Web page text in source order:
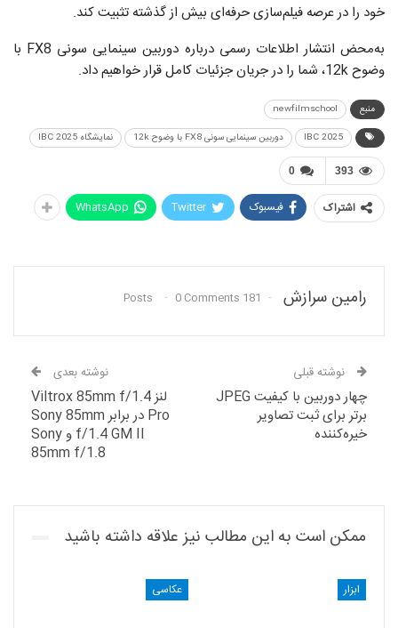
خود را در عرصه فیلم‌سازی حرفه‌ای بیش از گذشته تثبیت کند.
به‌محض انتشار اطلاعات رسمی درباره دوربین سینمایی سونی FX8 با
وضوح 12k، شما را در جریان جزئیات کامل قرار خواهیم داد.
منبع
newfilmschool
IBC 2025
دوربین سینمایی سونی FX8 با وضوح 12k نمایشگاه IBC 2025
0 393
اشتراک فیسبوک Twitter
WhatsApp
رامین سرازش 181 Posts
0 Comments
نوشته قبلی
چهار دوربین با کیفیت JPEG
برتر برای ثبت تصاویر
خیره‌کننده
نوشته بعدی
لنز Viltrox 85mm f/1.4
Pro در برابر Sony 85mm
f/1.4 GM II و Sony
85mm f/1.8
ممکن است به این مطالب نیز علاقه داشته باشید
ابزار عکاسی